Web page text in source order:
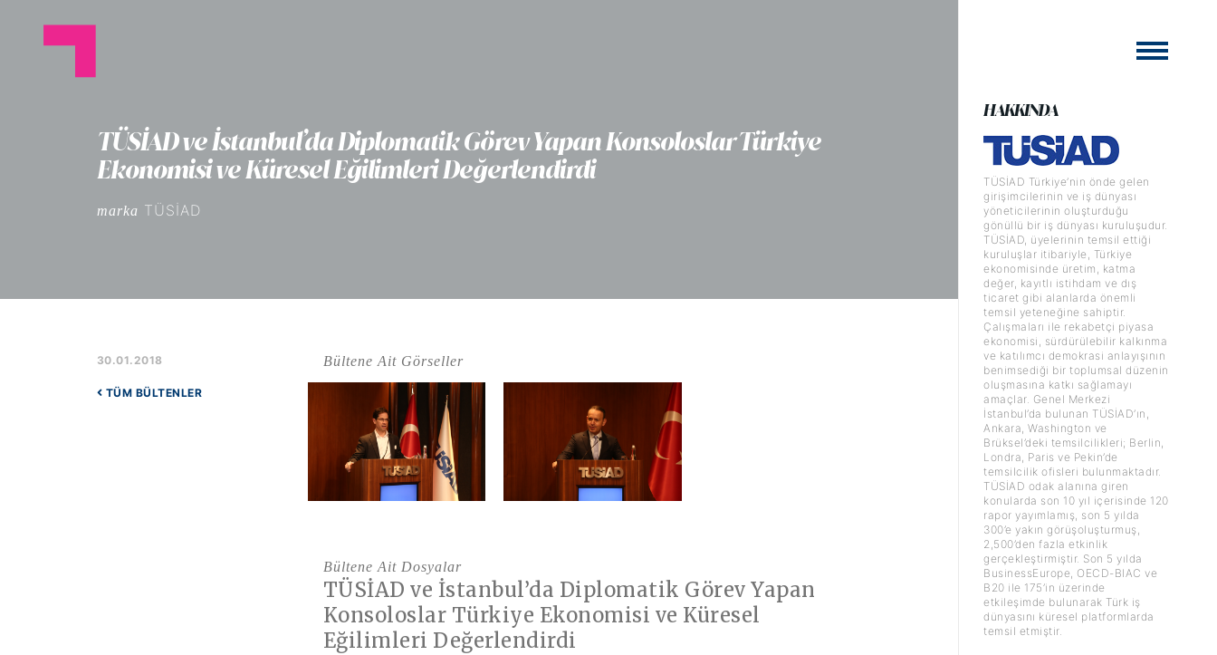
TÜSİAD ve İstanbul’da Diplomatik Görev Yapan Konsoloslar Türkiye
Ekonomisi ve Küresel Eğilimleri Değerlendirdi
marka TÜSİAD
30.01.2018
TÜM BÜLTENLER
Bültene Ait Görseller
Bültene Ait Dosyalar
TÜSİAD ve İstanbul’da Diplomatik Görev Yapan
Konsoloslar Türkiye Ekonomisi ve Küresel
Eğilimleri Değerlendirdi
HAKKINDA
TÜSİAD Türkiye’nin önde gelen
girişimcilerinin ve iş dünyası
yöneticilerinin oluşturduğu
gönüllü bir iş dünyası kuruluşudur.
TÜSİAD, üyelerinin temsil ettiği
kuruluşlar itibariyle, Türkiye
ekonomisinde üretim, katma
değer, kayıtlı istihdam ve dış
ticaret gibi alanlarda önemli
temsil yeteneğine sahiptir.
Çalışmaları ile rekabetçi piyasa
ekonomisi, sürdürülebilir kalkınma
ve katılımcı demokrasi anlayışının
benimsediği bir toplumsal düzenin
oluşmasına katkı sağlamayı
amaçlar. Genel Merkezi
İstanbul’da bulunan TÜSİAD’ın,
Ankara, Washington ve
Brüksel’deki temsilcilikleri; Berlin,
Londra, Paris ve Pekin’de
temsilcilik ofisleri bulunmaktadır.
TÜSİAD odak alanına giren
konularda son 10 yıl içerisinde 120
rapor yayımlamış, son 5 yılda
300’e yakın görüşoluşturmuş,
2,500’den fazla etkinlik
gerçekleştirmiştir. Son 5 yılda
BusinessEurope, OECD-BIAC ve
B20 ile 175’in üzerinde
etkileşimde bulunarak Türk iş
dünyasını küresel platformlarda
temsil etmiştir.